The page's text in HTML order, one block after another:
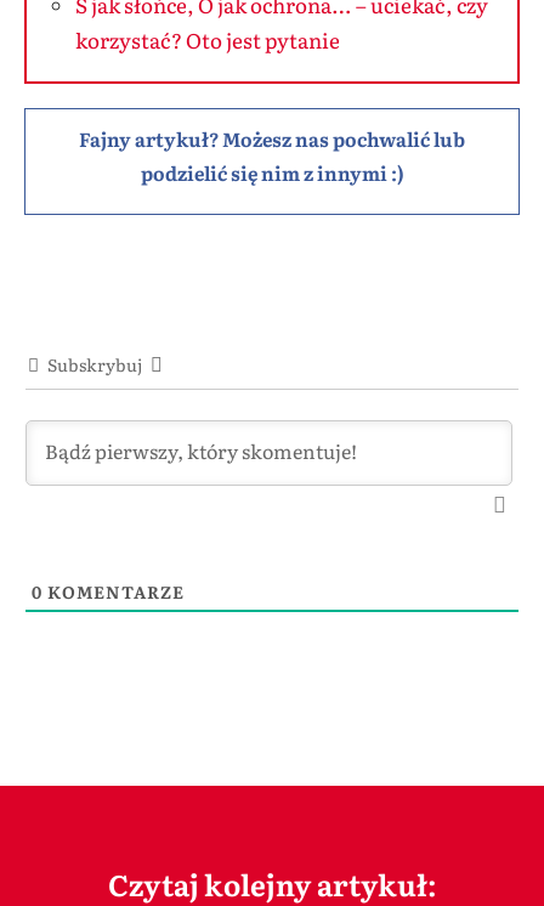
korzystać? Oto jest pytanie
Fajny artykuł? Możesz nas pochwalić lub
podzielić się nim z innymi :)
Subskrybuj
0 KOMENTARZE
Czytaj kolejny artykuł: